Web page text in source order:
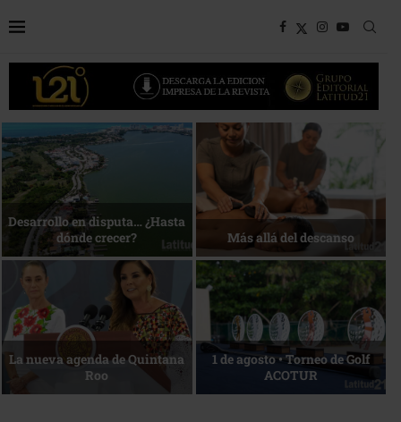
Bottega, un viaje servido a la
mesa
Energía que Impulsa la
competitividad
Reconocimiento de viajeros La esencia del servicio